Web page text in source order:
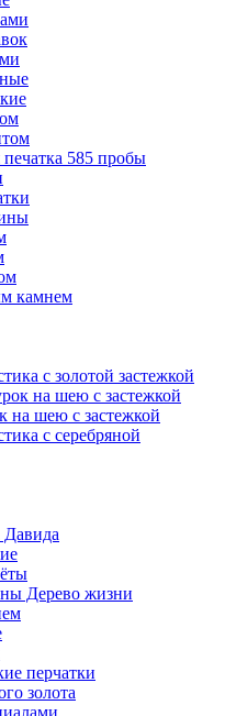
585 пробы
камнем
с золотой застежкой
на шею с застежкой
шею с застежкой
с серебряной
Давида
Дерево жизни
перчатки
золота